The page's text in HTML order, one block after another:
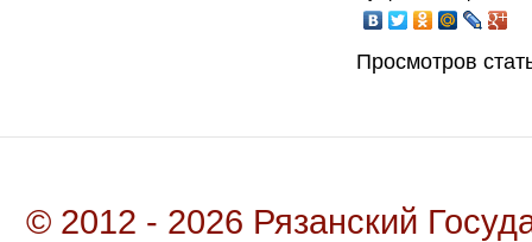
Просмотров
© 2012 - 2026 Рязанский